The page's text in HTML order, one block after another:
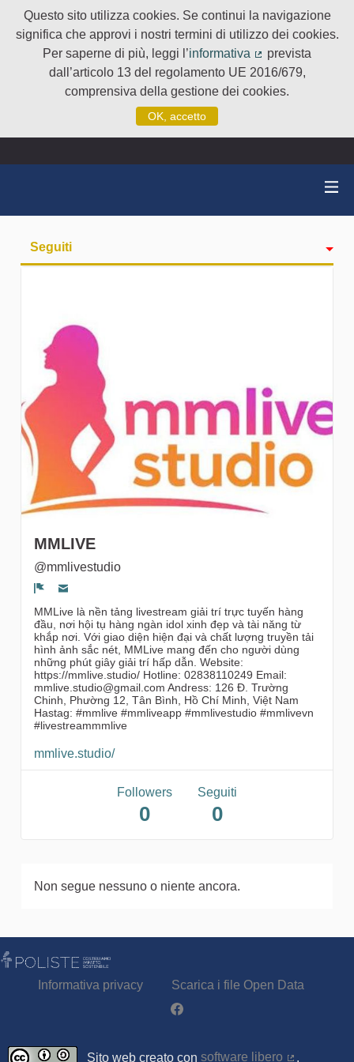
Questo sito utilizza cookies. Se continui la navigazione
significa che approvi i nostri termini di utilizzo dei cookies.
Per saperne di più, leggi l’informativa
(Collegamento
prevista
dall’articolo 13 del regolamento UE 2016/679,
comprensiva della gestione dei cookies.
OK, accetto
Seguiti
Followers
gruppi
MMLIVE
@mmlivestudio
Segnala un problema
MMLive là nền tảng livestream giải trí trực tuyến hàng
đầu, nơi hội tụ hàng ngàn idol xinh đẹp và tài năng từ
khắp nơi. Với giao diện hiện đại và chất lượng truyền tải
hình ảnh sắc nét, MMLive mang đến cho người dùng
những phút giây giải trí hấp dẫn. Website:
https://mmlive.studio/ Hotline: 02838110249 Email:
mmlive.studio@gmail.com Andress: 126 Đ. Trường
Chinh, Phường 12, Tân Bình, Hồ Chí Minh, Việt Nam
Hastag: #mmlive #mmliveapp #mmlivestudio #mmlivevn
#livestreammmlive
mmlive.studio/
Followers
0
Seguiti
0
Non segue nessuno o niente ancora.
Informativa privacy
Scarica i file Open Data
Partecipa - Poliste su Facebook
Sito web creato con software libero .